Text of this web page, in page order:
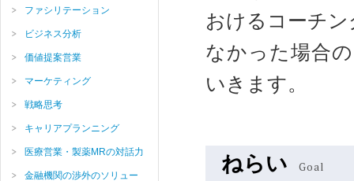
おけるコーチ
なかった場合
いきます。
ねらい Goal
ファシリテーション
ビジネス分析
価値提案営業
マーケティング
戦略思考
キャリアプランニング
医療営業・製薬MRの対話力
金融機関の渉外のソリュー